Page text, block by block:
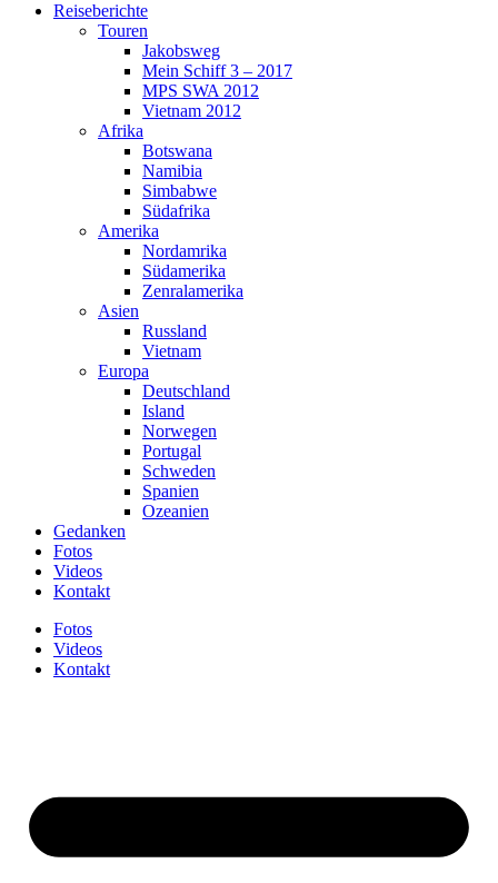
Reiseberichte
Touren
Jakobsweg
Mein Schiff 3 – 2017
MPS SWA 2012
Vietnam 2012
Afrika
Botswana
Namibia
Simbabwe
Südafrika
Amerika
Nordamrika
Südamerika
Zenralamerika
Asien
Russland
Vietnam
Europa
Deutschland
Island
Norwegen
Portugal
Schweden
Spanien
Ozeanien
Gedanken
Fotos
Videos
Kontakt
Fotos
Videos
Kontakt